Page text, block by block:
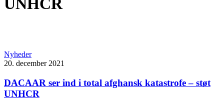
UNHCR
Nyheder
20. december 2021
DACAAR ser ind i total afghansk katastrofe – støt
UNHCR